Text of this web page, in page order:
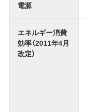
電源
エネルギー消費
効率（2011年4月
改定）